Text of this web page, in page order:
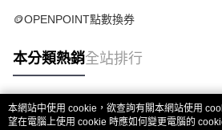
🪙OPENPOINT點數換券
本分類熱銷全站排行
熱門標籤
本網站中使用 cookie，欲查詢有關本網站使用
望在電腦上使用 cookie 時應如何變更電腦的